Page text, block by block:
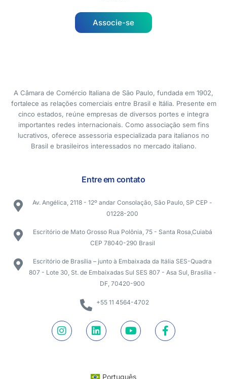
Associe-se
A Câmara de Comércio Italiana de São Paulo, fundada em 1902,
fortalece as relações comerciais entre Brasil e Itália. Presente em
cinco estados, reúne empresas de diversos portes e integra
importantes redes internacionais. Como associação sem fins
lucrativos, oferece assessoria especializada para italianos no
Brasil e brasileiros interessados no mercado italiano.
Entre em contato
Av. Angélica, 2118 - 12º andar Consolação, São Paulo, SP CEP -
01228-200
Escritório de Mato Grosso Rua Polônia, 75 - Santa Rosa,Cuiabá
CEP 78040-290 Brasil
Escritório de Brasília – junto à Embaixada da Itália SES-Quadra
807 - Lote 30, St. de Embaixadas Sul SES 807 - Asa Sul, Brasília -
DF, 70420-900
+55 11 4564-4702
Português